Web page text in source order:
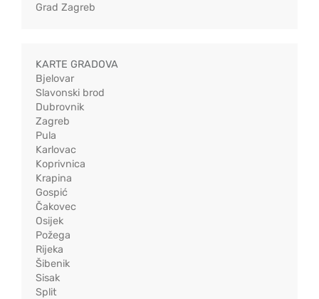
Grad Zagreb
KARTE GRADOVA
Bjelovar
Slavonski brod
Dubrovnik
Zagreb
Pula
Karlovac
Koprivnica
Krapina
Gospić
Čakovec
Osijek
Požega
Rijeka
Šibenik
Sisak
Split